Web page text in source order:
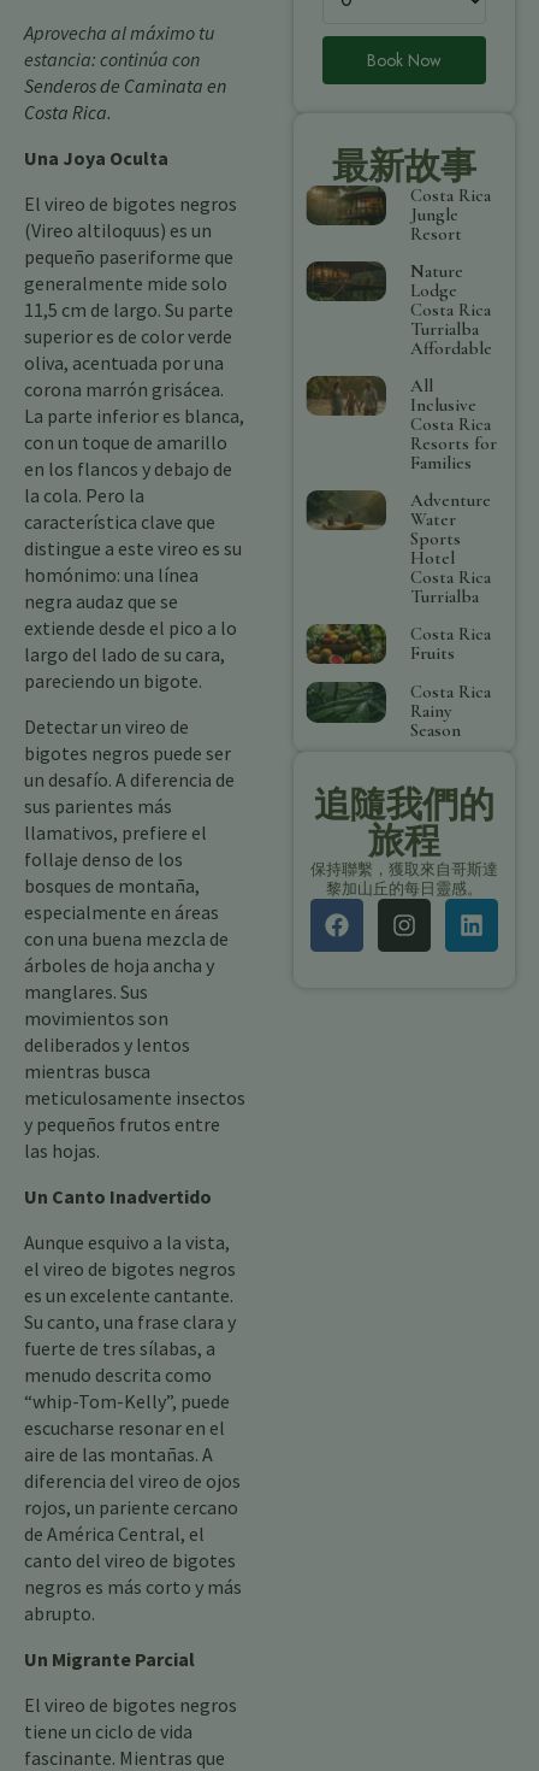
Aprovecha al máximo tu
estancia: continúa con
Senderos de Caminata en
Costa Rica.
Una Joya Oculta
El vireo de bigotes negros
(Vireo altiloquus) es un
pequeño paseriforme que
generalmente mide solo
11,5 cm de largo. Su parte
superior es de color verde
oliva, acentuada por una
corona marrón grisácea.
La parte inferior es blanca,
con un toque de amarillo
en los flancos y debajo de
la cola. Pero la
característica clave que
distingue a este vireo es su
homónimo: una línea
negra audaz que se
extiende desde el pico a lo
largo del lado de su cara,
pareciendo un bigote.
Detectar un vireo de
bigotes negros puede ser
un desafío. A diferencia de
sus parientes más
llamativos, prefiere el
follaje denso de los
bosques de montaña,
especialmente en áreas
con una buena mezcla de
árboles de hoja ancha y
manglares. Sus
movimientos son
deliberados y lentos
mientras busca
meticulosamente insectos
y pequeños frutos entre
las hojas.
Un Canto Inadvertido
Aunque esquivo a la vista,
el vireo de bigotes negros
es un excelente cantante.
Su canto, una frase clara y
fuerte de tres sílabas, a
menudo descrita como
“whip-Tom-Kelly”, puede
escucharse resonar en el
aire de las montañas. A
diferencia del vireo de ojos
rojos, un pariente cercano
de América Central, el
canto del vireo de bigotes
negros es más corto y más
abrupto.
Un Migrante Parcial
El vireo de bigotes negros
tiene un ciclo de vida
fascinante. Mientras que
Book Now
最新故事
Costa Rica
Jungle
Resort
Nature
Lodge
Costa Rica
Turrialba
Affordable
All
Inclusive
Costa Rica
Resorts for
Families
Adventure
Water
Sports
Hotel
Costa Rica
Turrialba
Costa Rica
Fruits
Costa Rica
Rainy
Season
追隨我們的
旅程
保持聯繫，獲取來自哥斯達
黎加山丘的每日靈感。